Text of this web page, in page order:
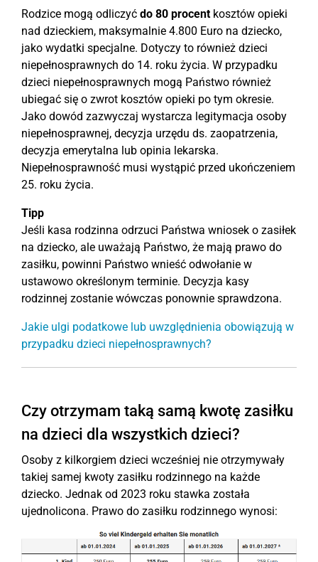
Rodzice mogą odliczyć do 80 procentkosztów opieki
nad dzieckiem, maksymalnie 4.800 Euro na dziecko,
jako wydatki specjalne. Dotyczy to również dzieci
niepełnosprawnych do 14. roku życia. W przypadku
dzieci niepełnosprawnych mogą Państwo również
ubiegać się o zwrot kosztów opieki po tym okresie.
Jako dowód zazwyczaj wystarcza legitymacja osoby
niepełnosprawnej, decyzja urzędu ds. zaopatrzenia,
decyzja emerytalna lub opinia lekarska.
Niepełnosprawność musi wystąpić przed ukończeniem
25. roku życia.
Tipp
Jeśli kasa rodzinna odrzuci Państwa wniosek o zasiłek
na dziecko, ale uważają Państwo, że mają prawo do
zasiłku, powinni Państwo wnieść odwołanie w
ustawowo określonym terminie. Decyzja kasy
rodzinnej zostanie wówczas ponownie sprawdzona.
Jakie ulgi podatkowe lub uwzględnienia obowiązują w
przypadku dzieci niepełnosprawnych?
Czy otrzymam taką samą kwotę zasiłku
na dzieci dla wszystkich dzieci?
Osoby z kilkorgiem dzieci wcześniej nie otrzymywały
takiej samej kwoty zasiłku rodzinnego na każde
dziecko. Jednak od 2023 roku stawka została
ujednolicona. Prawo do zasiłku rodzinnego wynosi: